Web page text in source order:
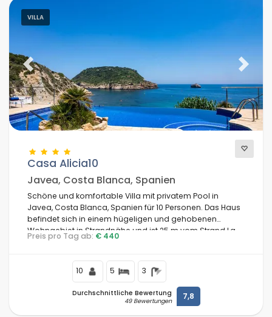
VILLA
Previous Next
Casa Alicia10
Javea, Costa Blanca, Spanien
Schöne und komfortable Villa mit privatem Pool in
Javea, Costa Blanca, Spanien für 10 Personen. Das Haus
befindet sich in einem hügeligen und gehobenen
Wohngebiet in Strandnähe und ist 25 m vom Strand La
Barraca entfernt.
Preis pro Tag ab: € 440
10 5 3
Durchschnittliche Bewertung
49 Bewertungen 7,8